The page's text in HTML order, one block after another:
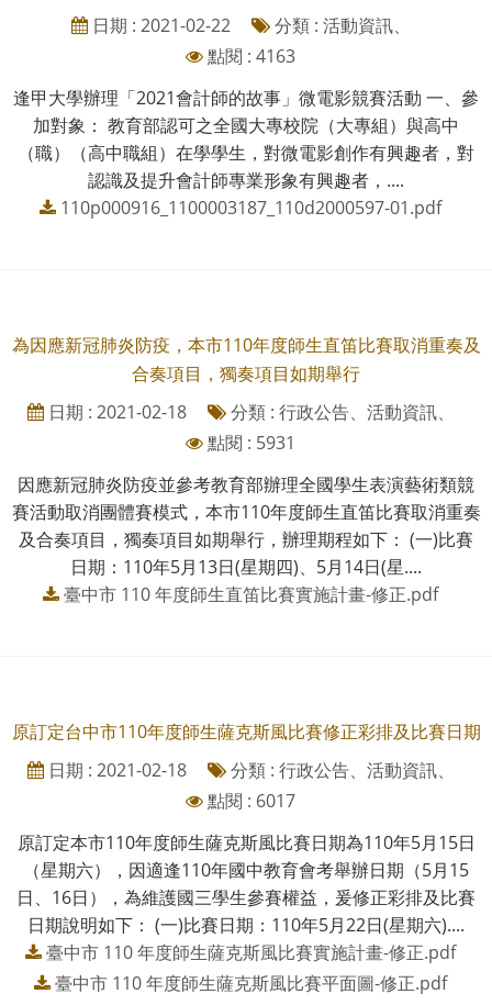
日期 : 2021-02-22
分類 : 活動資訊、
點閱 : 4163
逢甲大學辦理「2021會計師的故事」微電影競賽活動 一、參
加對象： 教育部認可之全國大專校院（大專組）與高中
（職）（高中職組）在學學生，對微電影創作有興趣者，對
認識及提升會計師專業形象有興趣者，....
110p000916_1100003187_110d2000597-01.pdf
為因應新冠肺炎防疫，本市110年度師生直笛比賽取消重奏及
合奏項目，獨奏項目如期舉行
日期 : 2021-02-18
分類 : 行政公告、活動資訊、
點閱 : 5931
因應新冠肺炎防疫並參考教育部辦理全國學生表演藝術類競
賽活動取消團體賽模式，本市110年度師生直笛比賽取消重奏
及合奏項目，獨奏項目如期舉行，辦理期程如下： (一)比賽
日期：110年5月13日(星期四)、5月14日(星....
臺中市 110 年度師生直笛比賽實施計畫-修正.pdf
原訂定台中市110年度師生薩克斯風比賽修正彩排及比賽日期
日期 : 2021-02-18
分類 : 行政公告、活動資訊、
點閱 : 6017
原訂定本市110年度師生薩克斯風比賽日期為110年5月15日
（星期六），因適逢110年國中教育會考舉辦日期（5月15
日、16日），為維護國三學生參賽權益，爰修正彩排及比賽
日期說明如下： (一)比賽日期：110年5月22日(星期六)....
臺中市 110 年度師生薩克斯風比賽實施計畫-修正.pdf
臺中市 110 年度師生薩克斯風比賽平面圖-修正.pdf